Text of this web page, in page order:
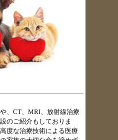
、CT、MRI、放射線治療
のご紹介もしておりま
度な治療技術による医療